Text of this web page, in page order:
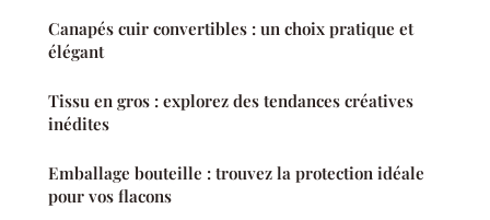
Canapés cuir convertibles : un choix pratique et
élégant
Tissu en gros : explorez des tendances créatives
inédites
Emballage bouteille : trouvez la protection idéale
pour vos flacons